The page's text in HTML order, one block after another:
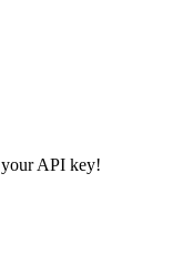
your API key!